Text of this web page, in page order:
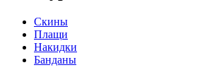
Скины
Плащи
Накидки
Банданы